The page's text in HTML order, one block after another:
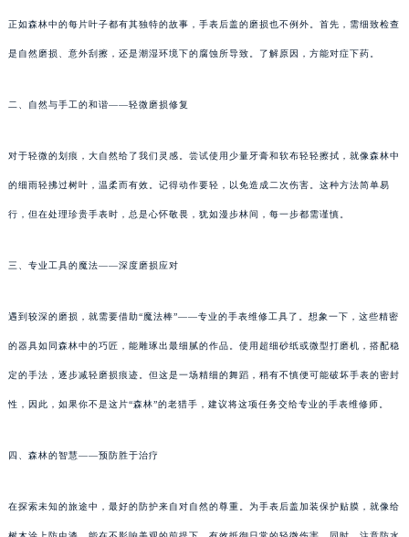
正如森林中的每片叶子都有其独特的故事，手表后盖的磨损也不例外。首先，需细致检查
是自然磨损、意外刮擦，还是潮湿环境下的腐蚀所导致。了解原因，方能对症下药。
二、自然与手工的和谐——轻微磨损修复
对于轻微的划痕，大自然给了我们灵感。尝试使用少量牙膏和软布轻轻擦拭，就像森林中
的细雨轻拂过树叶，温柔而有效。记得动作要轻，以免造成二次伤害。这种方法简单易
行，但在处理珍贵手表时，总是心怀敬畏，犹如漫步林间，每一步都需谨慎。
三、专业工具的魔法——深度磨损应对
遇到较深的磨损，就需要借助“魔法棒”——专业的手表维修工具了。想象一下，这些精密
的器具如同森林中的巧匠，能雕琢出最细腻的作品。使用超细砂纸或微型打磨机，搭配稳
定的手法，逐步减轻磨损痕迹。但这是一场精细的舞蹈，稍有不慎便可能破坏手表的密封
性，因此，如果你不是这片“森林”的老猎手，建议将这项任务交给专业的手表维修师。
四、森林的智慧——预防胜于治疗
在探索未知的旅途中，最好的防护来自对自然的尊重。为手表后盖加装保护贴膜，就像给